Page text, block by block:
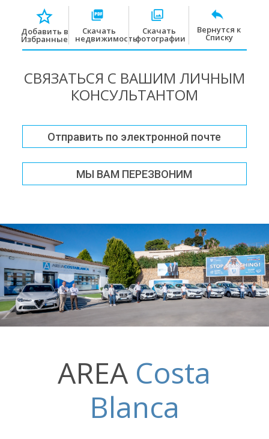
Добавить в
Избранные
Скачать
недвижимость
Скачать
фотографии
Вернутся к
Списку
СВЯЗАТЬСЯ С ВАШИМ ЛИЧНЫМ
КОНСУЛЬТАНТОМ
Отправить по электронной почте
МЫ ВАМ ПЕРЕЗВОНИМ
AREA Costa
Blanca